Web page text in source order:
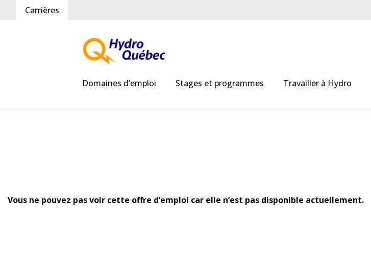
Carrières
Domaines d’emploi Stages et programmes Travailler à Hydro
Vous ne pouvez pas voir cette offre d’emploi car elle n’est pas disponible actuellement.